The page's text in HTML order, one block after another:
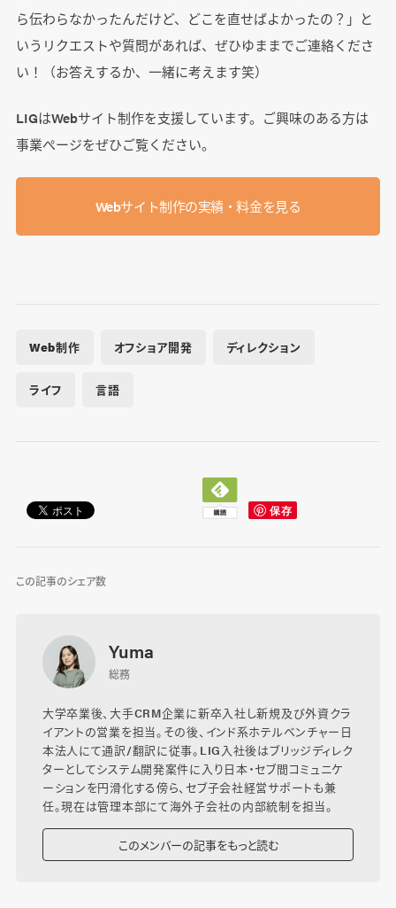
ら伝わらなかったんだけど、どこを直せばよかったの？」と
いうリクエストや質問があれば、ぜひゆままでご連絡くださ
い！（お答えするか、一緒に考えます笑）
LIGはWebサイト制作を支援しています。ご興味のある方は
事業ぺージをぜひご覧ください。
Webサイト制作の実績・料金を見る
Web制作 オフショア開発 ディレクション
ライフ 言語
この記事のシェア数
Yuma
総務
大学卒業後、大手CRM企業に新卒入社し新規及び外資クラ
イアントの営業を担当。その後、インド系ホテルベンチャー日
本法人にて通訳/翻訳に従事。LIG入社後はブリッジディレク
ターとしてシステム開発案件に入り日本・セブ間コミュニケ
ーションを円滑化する傍ら、セブ子会社経営サポートも兼
任。現在は管理本部にて海外子会社の内部統制を担当。
このメンバーの記事をもっと読む